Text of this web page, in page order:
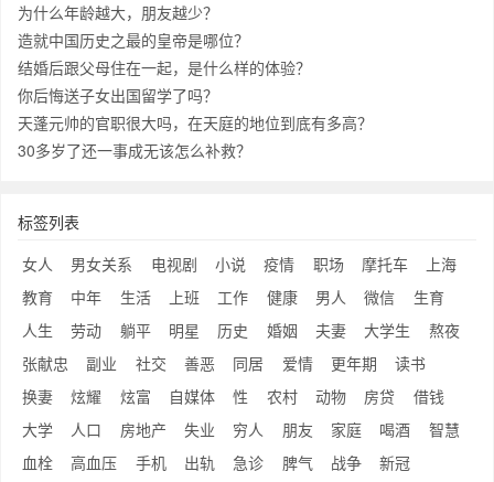
为什么年龄越大，朋友越少？
造就中国历史之最的皇帝是哪位？
结婚后跟父母住在一起，是什么样的体验？
你后悔送子女出国留学了吗？
天蓬元帅的官职很大吗，在天庭的地位到底有多高？
30多岁了还一事成无该怎么补救？
标签列表
女人
男女关系 电视剧 小说 疫情 职场 摩托车
上海
教育
中年 生活 上班 工作 健康 男人 微信
生育
人生
劳动 躺平 明星 历史 婚姻 夫妻 大学生
熬夜
张献忠
副业 社交 善恶 同居 爱情 更年期
读书
换妻
炫耀 炫富 自媒体 性 农村 动物 房贷
借钱
大学
人口 房地产 失业 穷人 朋友 家庭 喝酒
智慧
血栓
高血压 手机 出轨 急诊 脾气 战争 新冠